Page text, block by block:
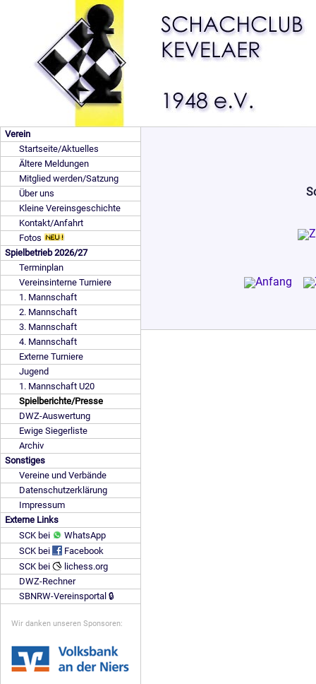
Verein
Startseite/Aktuelles
Ältere Meldungen
Mitglied werden/Satzung
Über uns
Kleine Vereinsgeschichte
Kontakt/Anfahrt
Fotos
Spielbetrieb 2026/27
Terminplan
Vereinsinterne Turniere
1. Mannschaft
2. Mannschaft
3. Mannschaft
4. Mannschaft
Externe Turniere
Jugend
1. Mannschaft U20
Spielberichte/Presse
DWZ-Auswertung
Ewige Siegerliste
Archiv
Sonstiges
Vereine und Verbände
Datenschutzerklärung
Impressum
Externe Links
SCK bei
WhatsApp
SCK bei
Facebook
SCK bei
lichess.org
DWZ-Rechner
SBNRW-Vereinsportal 🔒
Wir danken unseren Sponsoren: